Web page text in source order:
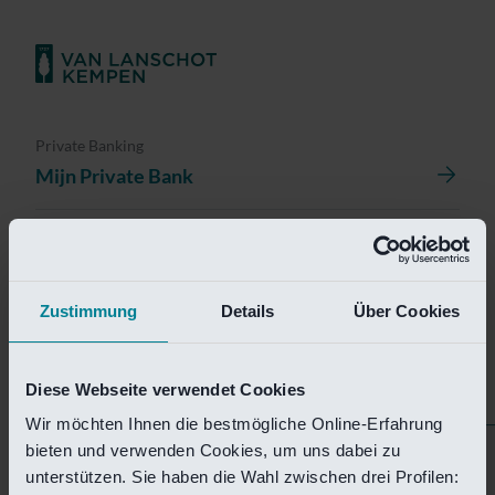
Zustimmung Details Über Cookies
Diese Webseite verwendet Cookies
Wir möchten Ihnen die bestmögliche Online-Erfahrung
bieten und verwenden Cookies, um uns dabei zu
unterstützen. Sie haben die Wahl zwischen drei Profilen:
Private Banking
Mijn Private Bank
Helaas is deze pagina